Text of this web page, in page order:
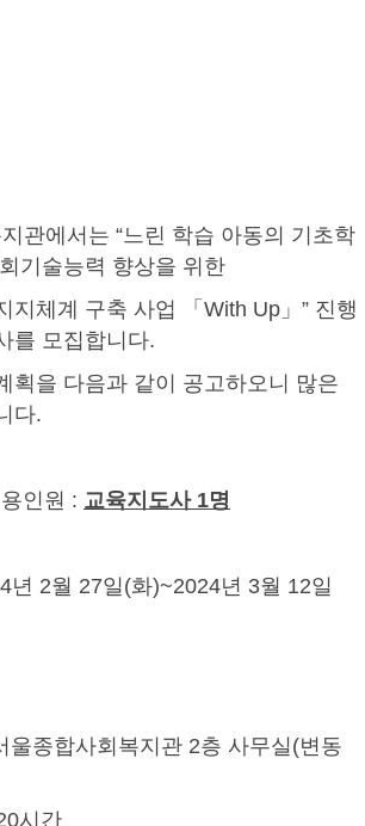
관에서는 “느린 학습 아동의 기초학
기술능력 향상을 위한
지체계 구축 사업 「 With Up 」 ” 진행
를 모집합니다.
획을 다음과 같이 공고하오니 많은
다.
인원 : 교육지도사 1명
년 2월 27일 (화)~2024년 3월 12일
울종합사회복지관 2층 사무실 (변동
시간